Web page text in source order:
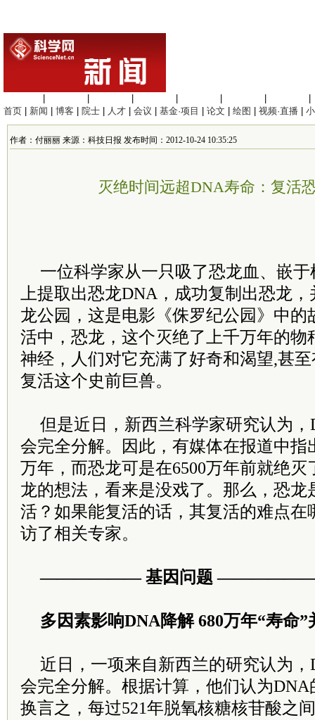
首页
新闻 博客 院士 人才 会议 基金·项目 论文 绘图 视频·直播
作者：付丽丽 来源：科技日报 发布时间：2012-10-24 10:35:25
灭绝时间远超DNA寿命：复活
一位科学家从一只吸了恐龙血、嵌
上提取出恐龙DNA，成功复制出恐龙
龙公园，这是电影《侏罗纪公园》中的
活中，恐龙，这个灭绝了上千万年的物
神经，人们对它充满了好奇和渴望,甚
复活这个史前巨兽。
但是近日，新西兰科学家研究认为
会完全分解。因此，有媒体在报道中指
万年，而恐龙可是在6500万年前就绝
龙的想法，看来是没戏了。那么，恐龙
活？如果能复活的话，其复活的难点在
访了相关专家。
—————— 基因问题
多因素影响DNA降解 680万年“寿命”
近日，一项来自新西兰的研究认为
会完全分解。根据计算，他们认为DNA
换言之，每过521年脱氧核糖核苷酸之